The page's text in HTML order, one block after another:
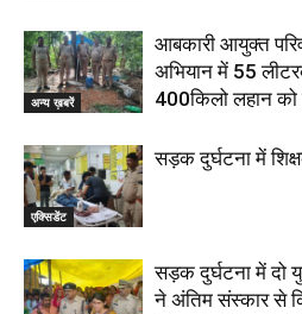
अन्य ख़बरें
आबकारी आयुक्त
अभियान में 55
400किलो लहान को
एक्सिडेंट
सड़क दुर्घटना में
सड़क दुर्घटना में दो
ने अंतिम संस्कार से